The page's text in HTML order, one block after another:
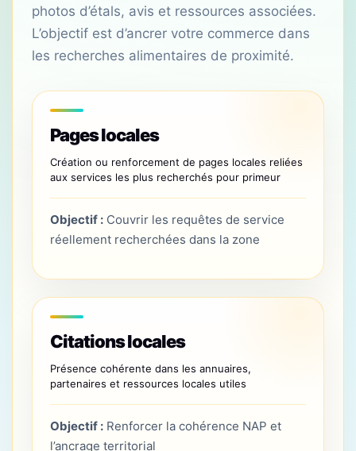
photos d’étals, avis et ressources associées.
L’objectif est d’ancrer votre commerce dans
les recherches alimentaires de proximité.
Pages locales
Création ou renforcement de pages locales reliées
aux services les plus recherchés pour primeur
Objectif : Couvrir les requêtes de service
réellement recherchées dans la zone
Citations locales
Présence cohérente dans les annuaires,
partenaires et ressources locales utiles
Objectif : Renforcer la cohérence NAP et
l’ancrage territorial